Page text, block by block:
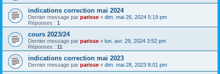
indications correction mai 2024
Dernier message par parisse « dim. mai 26, 2024 5:19 pm
Réponses : 1
cours 2023/24
Dernier message par parisse « lun. avr. 29, 2024 3:52 pm
Réponses : 11
indications correction mai 2023
Dernier message par parisse « dim. mai 28, 2023 8:01 pm